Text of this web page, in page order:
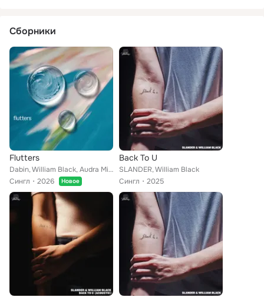
Сборники
Flutters
Dabin, William Black, Audra Miller
Сингл
2026 Новое
Back To U
SLANDER, William Black
Сингл
2025